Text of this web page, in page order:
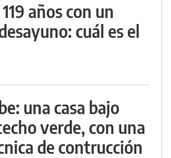
años con un
cuál es el
una casa bajo
verde, con una
de contrucción